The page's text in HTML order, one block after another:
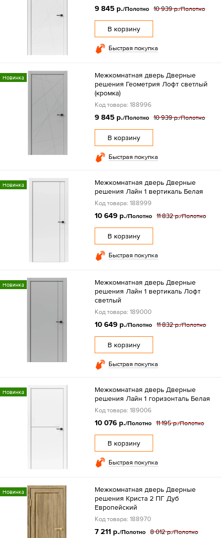
9 845 р./Полотно 10 939 р./Полотно
В корзину
Быстрая покупка
Новинка
Межкомнатная дверь Дверные
решения Геометрия Лофт светлый
(кромка)
Код товара: 188996
9 845 р./Полотно 10 939 р./Полотно
В корзину
Быстрая покупка
Новинка
Межкомнатная дверь Дверные
решения Лайн 1 вертикаль Белая
Код товара: 188999
10 649 р./Полотно 11 832 р./Полотно
В корзину
Быстрая покупка
Новинка
Межкомнатная дверь Дверные
решения Лайн 1 вертикаль Лофт
светлый
Код товара: 189000
10 649 р./Полотно 11 832 р./Полотно
В корзину
Быстрая покупка
Новинка
Межкомнатная дверь Дверные
решения Лайн 1 горизонталь Белая
Код товара: 189006
10 076 р./Полотно 11 195 р./Полотно
В корзину
Быстрая покупка
Новинка
Межкомнатная дверь Дверные
решения Криста 2 ПГ Дуб
Европейский
Код товара: 188970
7 211 р./Полотно 8 012 р./Полотно